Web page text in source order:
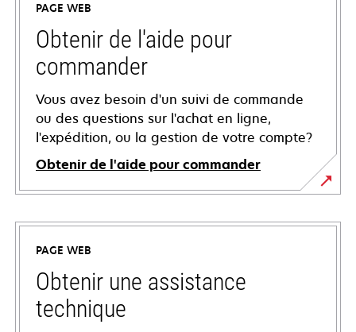
PAGE WEB
Obtenir de l'aide pour
commander
Vous avez besoin d'un suivi de commande
ou des questions sur l'achat en ligne,
l'expédition, ou la gestion de votre compte?
Obtenir de l'aide pour commander
PAGE WEB
Obtenir une assistance
technique